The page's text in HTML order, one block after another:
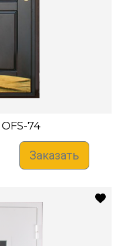
OFS-74
Заказать